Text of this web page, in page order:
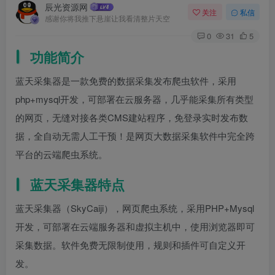
辰光资源网
感谢你将我推下悬崖让我看清整片天空
关注 私信
0 31 5
功能简介
蓝天采集器是一款免费的数据采集发布爬虫软件，采用
php+mysql开发，可部署在云服务器，几乎能采集所有类型
的网页，无缝对接各类CMS建站程序，免登录实时发布数
据，全自动无需人工干预！是网页大数据采集软件中完全跨
平台的云端爬虫系统。
蓝天采集器特点
蓝天采集器（SkyCaiji），网页爬虫系统，采用PHP+Mysql
开发，可部署在云端服务器和虚拟主机中，使用浏览器即可
采集数据。软件免费无限制使用，规则和插件可自定义开
发。